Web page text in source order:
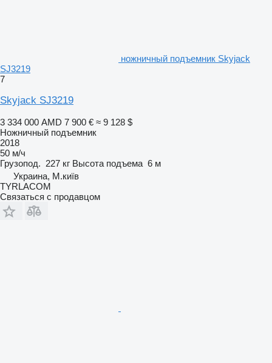
ножничный подъемник Skyjack
SJ3219
7
Skyjack SJ3219
3 334 000 AMD 7 900 € ≈ 9 128 $
Ножничный подъемник
2018
50 м/ч
Грузопод. 227 кг Высота подъема 6 м
Украина, М.київ
TYRLACOM
Связаться с продавцом